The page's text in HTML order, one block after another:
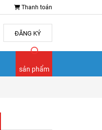
Thanh toán
ĐĂNG KÝ
sản phẩm